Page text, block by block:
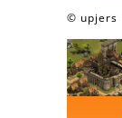
© upjers